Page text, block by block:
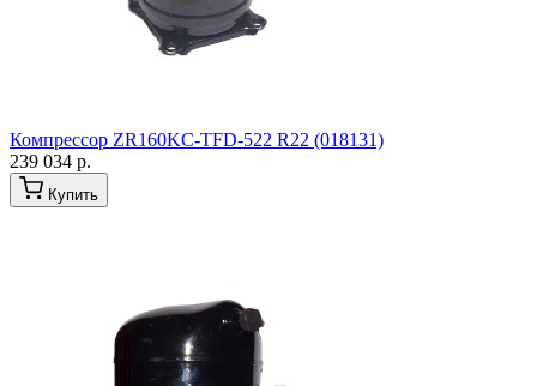
Компрессор ZR160KC-TFD-522 R22 (018131)
239 034 р.
Купить